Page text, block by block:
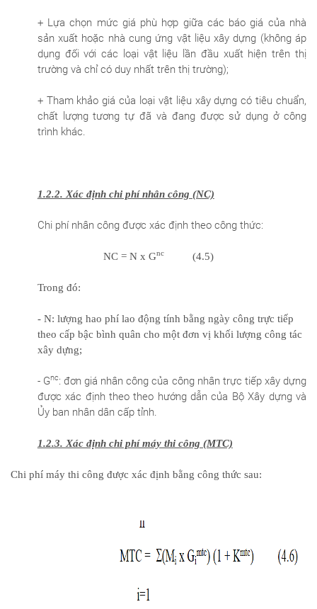
+ Lựa chọn mức giá phù hợp giữa các báo giá của nhà
sản xuất hoặc nhà cung ứng vật liệu xây dựng (không áp
dụng đối với các loại vật liệu lần đầu xuất hiện trên thị
trường và chỉ có duy nhất trên thị trường);
+ Tham khảo giá của loại vật liệu xây dựng có tiêu chuẩn,
chất lượng tương tự đã và đang được sử dụng ở công
trình khác.
1.2.2. Xác định chi phí nhân công (NC)
Chi phí nhân công được xác định theo công thức:
NC = N x Gnc (4.5)
Trong đó:
- N: lượng hao phí lao động tính bằng ngày công trực tiếp
theo cấp bậc bình quân cho một đơn vị khối lượng công tác
xây dựng;
- Gnc: đơn giá nhân công của công nhân trực tiếp xây dựng
được xác định theo theo hướng dẫn của Bộ Xây dựng và
Ủy ban nhân dân cấp tỉnh.
1.2.3. Xác định chi phí máy thi công (MTC)
Chi phí máy thi công được xác định bằng công thức sau: